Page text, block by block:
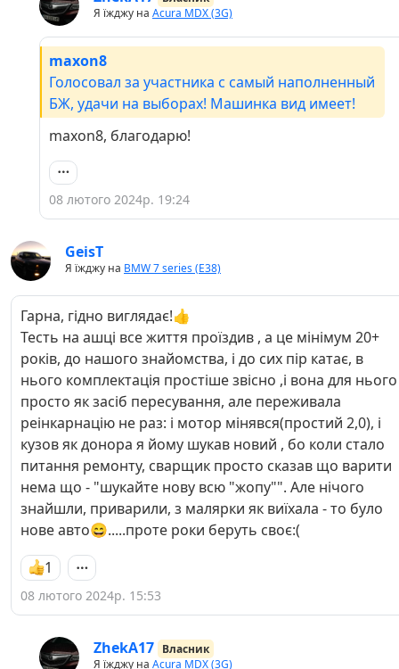
Я їжджу на Acura MDX (3G)
maxon8
Голосовал за участника с самый наполненный
БЖ, удачи на выборах! Машинка вид имеет!
maxon8, благодарю!
08 лютого 2024р. 19:24
GeisT
Я їжджу на BMW 7 series (E38)
Гарна, гідно виглядає!👍
Тесть на ашці все життя проїздив , а це мінімум 20+
років, до нашого знайомства, і до сих пір катає, в
нього комплектація простіше звісно ,і вона для нього
просто як засіб пересування, але переживала
реінкарнацію не раз: і мотор мінявся(простий 2,0), і
кузов як донора я йому шукав новий , бо коли стало
питання ремонту, сварщик просто сказав що варити
нема що - "шукайте нову всю "жопу"". Але нічого
знайшли, приварили, з малярки як виїхала - то було
нове авто😄.....проте роки беруть своє:(
1
08 лютого 2024р. 15:53
ZhekA17 Власник
Я їжджу на Acura MDX (3G)